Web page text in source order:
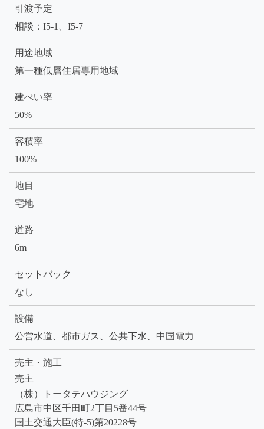
引渡予定
相談：I5-1、I5-7
用途地域
第一種低層住居専用地域
建ぺい率
50%
容積率
100%
地目
宅地
道路
6m
セットバック
なし
設備
公営水道、都市ガス、公共下水、中国電力
売主・施工
売主
（株）トータテハウジング
広島市中区千田町2丁目5番44号
国土交通大臣(特-5)第20228号